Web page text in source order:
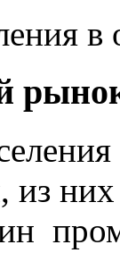
из